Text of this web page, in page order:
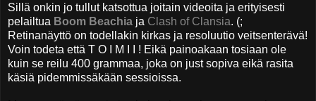
Sillä onkin jo tullut katsottua joitain videoita ja erityisesti
pelailtua Boom Beachia ja Clash of Clansia. (;
Retinanäyttö on todellakin kirkas ja resoluutio veitsenterävä!
Voin todeta että T O I M I I ! Eikä painoakaan tosiaan ole
kuin se reilu 400 grammaa, joka on just sopiva eikä rasita
käsiä pidemmissäkään sessioissa.